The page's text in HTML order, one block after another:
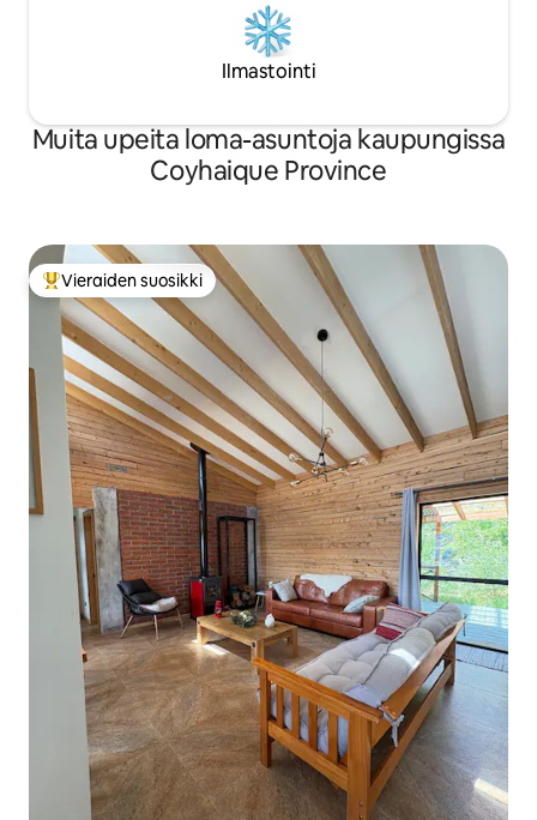
Ilmastointi
Muita upeita loma-asuntoja kaupungissa
Coyhaique Province
Vieraiden suosikkien parhaimmistoa
Vieraiden suosikki